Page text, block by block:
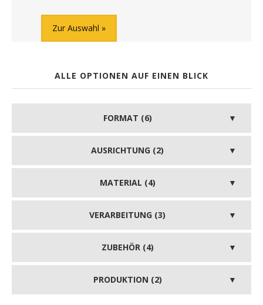
Zur Auswahl
ALLE OPTIONEN AUF EINEN BLICK
FORMAT (6)
AUSRICHTUNG (2)
MATERIAL (4)
VERARBEITUNG (3)
ZUBEHÖR (4)
PRODUKTION (2)